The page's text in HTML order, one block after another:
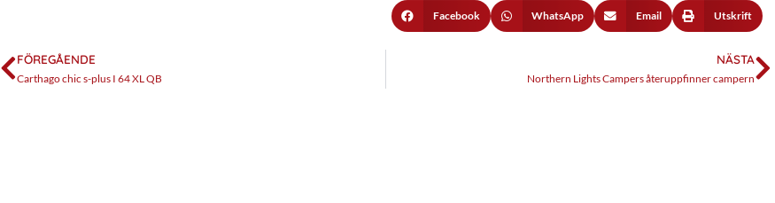
Facebook WhatsApp Email Utskrift
FÖREGÅENDE
Carthago chic s-plus I 64 XL QB
NÄSTA
Northern Lights Campers återuppfinner campern